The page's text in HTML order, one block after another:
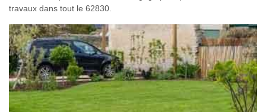
travaux dans tout le 62830.